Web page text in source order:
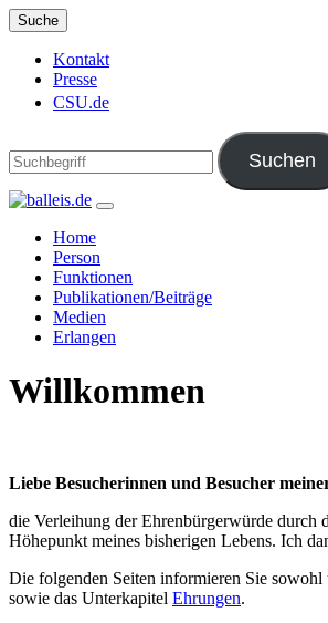
Suche
Kontakt
Presse
CSU.de
Home
Person
Funktionen
Publikationen/Beiträge
Medien
Erlangen
Willkommen
Liebe Besucherinnen und Besucher
die Verleihung der Ehrenbürgerwürde durch
Höhepunkt meines bisherigen Lebens. Ich
Die folgenden Seiten informieren Sie sowohl
sowie das Unterkapitel Ehrungen.